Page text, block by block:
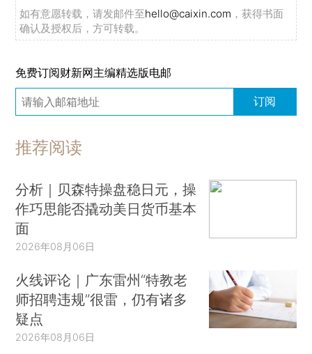
如有意愿转载，请发邮件至hello@caixin.com ，获得书面
确认及授权后，方可转载。
免费订阅财新网主编精选版电邮
订阅
推荐阅读
分析｜贝森特操盘稳日元，操
作巧思能否撬动美日货币基本
面
2026年08月06日
火线评论｜广东雷州“特教老
师招聘违规”很雷，仍有诸多
疑点
2026年08月06日